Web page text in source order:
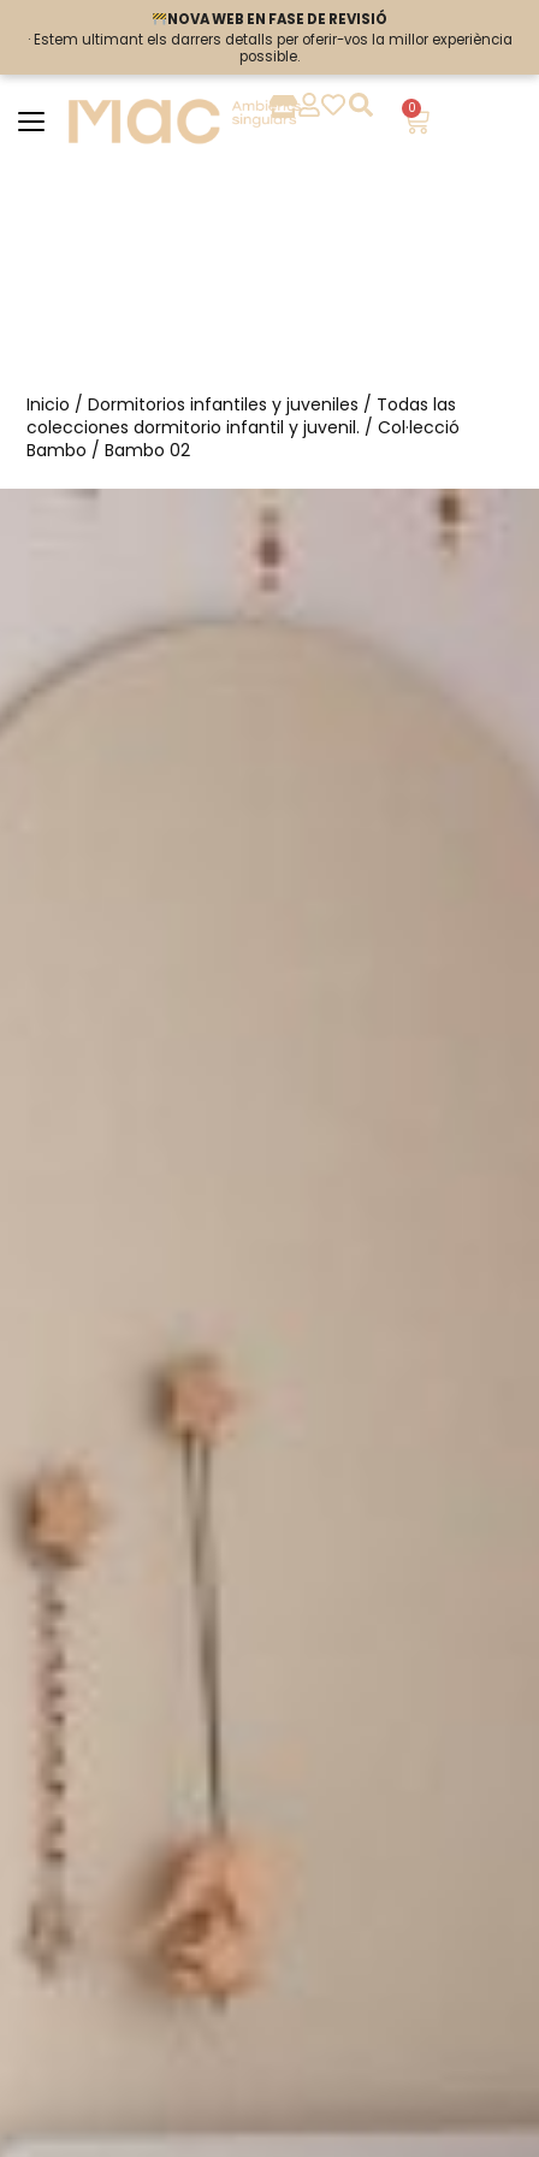
NOVA WEB EN FASE DE REVISIÓ
· Estem ultimant els darrers detalls per oferir-vos la millor experiència
possible.
NOVA WEB EN FASE DE REVISIÓ
· Estem ultimant els darrers detalls per oferir-vos la millor experiència
possible.
0
Inicio /Dormitorios infantiles y juveniles / Todas las
colecciones dormitorio infantil y juvenil. /Col·lecció
Bambo / Bambo 02